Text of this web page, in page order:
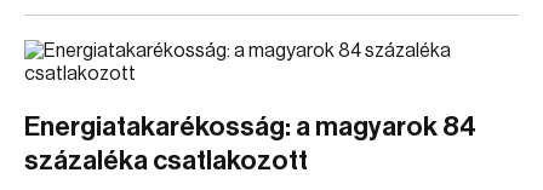
Energiatakarékosság: a magyarok 84
százaléka csatlakozott